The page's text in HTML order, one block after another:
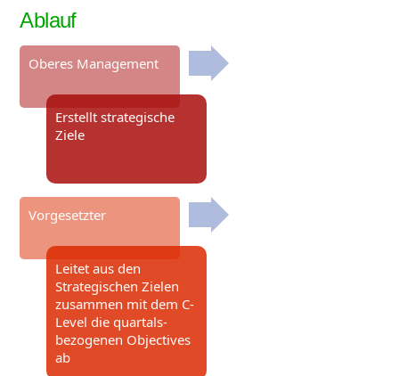
Ablauf
Oberes Management
Erstellt strategische
Ziele
Vorgesetzter
Leitet aus den
Strategischen Zielen
zusammen mit dem C-
Level die quartals-
bezogenen Objectives
ab